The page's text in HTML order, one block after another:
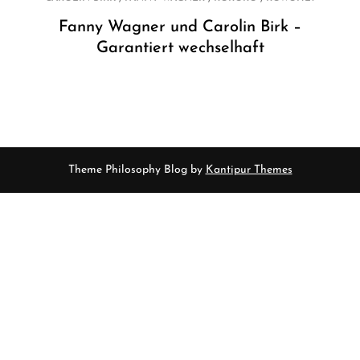
Fanny Wagner und Carolin Birk –
Garantiert wechselhaft
Theme Philosophy Blog by Kantipur Themes